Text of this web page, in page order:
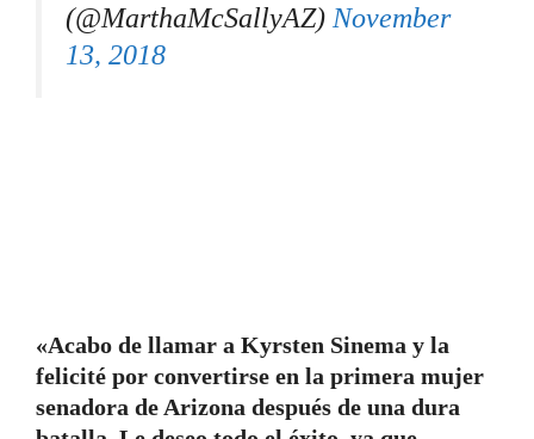
(@MarthaMcSallyAZ) November
13, 2018
«Acabo de llamar a Kyrsten Sinema y la
felicité por convertirse en la primera mujer
senadora de Arizona después de una dura